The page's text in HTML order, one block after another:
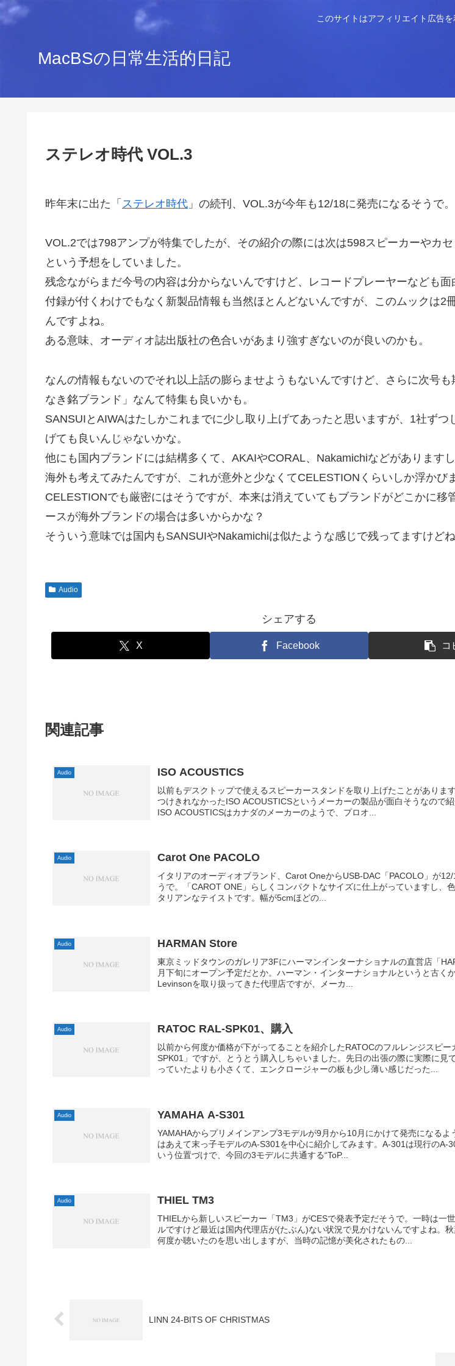
このサイトはアフィリエイト広告を
MacBSの日常生活的日記
ステレオ時代 VOL.3
昨年末に出た「 ステレオ時代 」の続刊、VOL.3が今年も12/18に発売になるそうで。
VOL.2では798アンプが特集でしたが、その紹介の際には次は598スピーカーやカ
という予想をしていました。
残念ながらまだ今号の内容は分からないんですけど、レコードプレーヤーなども面
付録が付くわけでもなく新製品情報も当然ほとんどないんですが、このムックは2
んですよね。
ある意味、オーディオ誌出版社の色合いがあまり強すぎないのが良いのかも。
なんの情報もないのでそれ以上話の膨らませようもないんですけど、さらに次号も
なき銘ブランド」なんて特集も良いかも。
SANSUIとAIWAはたしかこれまでに少し取り上げてあったと思いますが、1社ずつ
げても良いんじゃないかな。
他にも国内ブランドには結構多くて、AKAIやCORAL、Nakamichiなどがありますし
海外も考えてみたんですが、これが意外と少なくてCELESTIONくらいしか浮かび
CELESTIONでも厳密にはそうですが、本来は消えていてもブランドがどこかに移
ースが海外ブランドの場合は多いからかな？
そういう意味では国内もSANSUIやNakamichiは似たような感じで残ってますけどね
Audio
シェアする
X Facebook コ
関連記事
Audio ISO ACOUSTICS
以前もデスクトップで使えるスピーカースタンドを取り上げたことがありま
つけきれなかったISO ACOUSTICSというメーカーの製品が面白そうなので紹
ISO ACOUSTICSはカナダのメーカーのようで、プロオ...
Audio Carot One PACOLO
イタリアのオーディオブランド、Carot OneからUSB-DAC「PACOLO」が
うで。「CAROT ONE」らしくコンパクトなサイズに仕上がっていますし、
タリアンなテイストです。幅が5cmほどの...
Audio HARMAN Store
東京ミッドタウンのガレリア3Fにハーマンインターナショナルの直営店「
月下旬にオープン予定だとか。ハーマン・インターナショナルというと古く
Levinsonを取り扱ってきた代理店ですが、メーカ...
Audio RATOC RAL-SPK01、購入
以前から何度か価格が下がってることを紹介したRATOCのフルレンジスピー
SPK01」ですが、とうとう購入しちゃいました。先日の出張の際に実際に見
っていたよりも小さくて、エンクロージャーの板も少し薄い感じだった...
Audio YAMAHA A-S301
YAMAHAからプリメインアンプ3モデルが9月から10月にかけて発売になるよ
はあえて末っ子モデルのA-S301を中心に紹介してみます。A-301は現行のA-
いう位置づけで、今回の3モデルに共通する“ToP...
Audio THIEL TM3
THIELから新しいスピーカー「TM3」がCESで発表予定だそうで。一時は一
ルですけど最近は国内代理店が(たぶん)ない状況で見かけないんですよね。
何度か聴いたのを思い出しますが、当時の記憶が美化されたもの...
LINN 24-BITS OF CHRISTMAS